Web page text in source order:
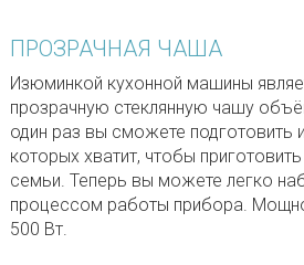
ПРОЗРАЧНАЯ ЧАША
Изюминкой кухонной машины
прозрачную стеклянную чашу
один раз вы сможете подготовить
которых хватит, чтобы
семьи. Теперь вы можете легко
процессом работы прибора.
500 Вт.